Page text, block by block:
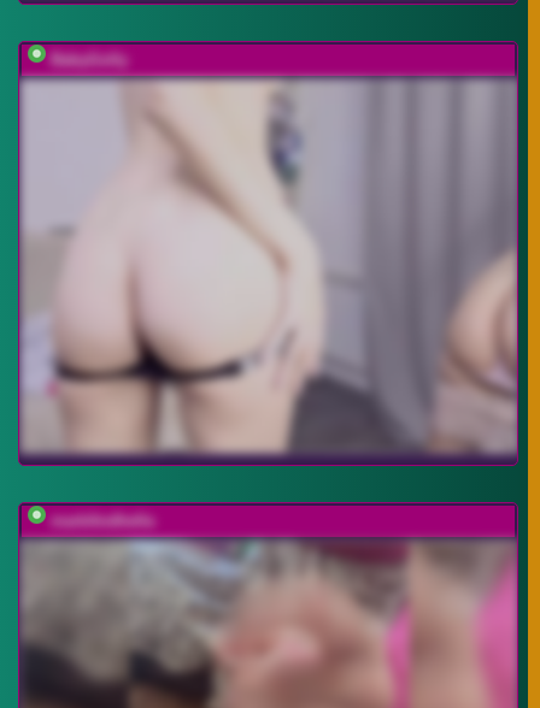
BabyGolly
markAndhella